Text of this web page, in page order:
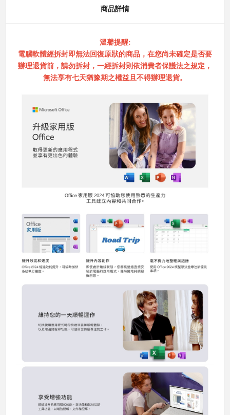
商品詳情
溫馨提醒:
電腦軟體經拆封即無法回復原狀的商品，在您尚未確定是否要
辦理退貨前，請勿拆封，一經拆封則依消費者保護法之規定，
無法享有七天猶豫期之權益且不得辦理退貨。